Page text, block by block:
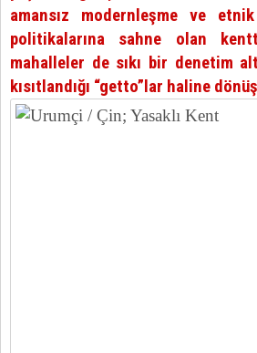
amansız modernleşme ve
politikalarına sahne olan
mahalleler de sıkı bir denetim
kısıtlandığı “getto”lar haline